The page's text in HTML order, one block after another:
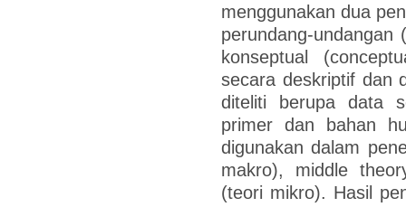
menggunakan dua
perundang-undangan
konseptual
secara deskriptif dan
diteliti berupa data
primer dan bahan
digunakan dalam
makro), middle
(teori mikro). Hasil